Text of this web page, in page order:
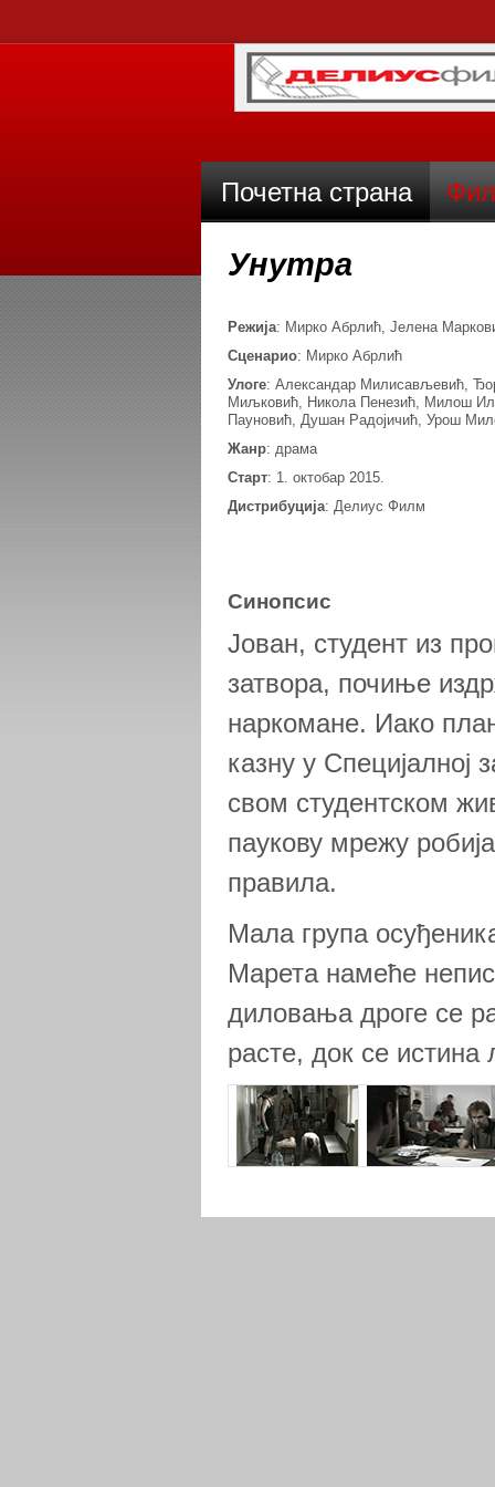
Почетна страна
Унутра
Режија: Мирко Абрлић, Јелена
Сценарио: Мирко Абрлић
Улоге: Александар Милисављевић,
Миљковић, Никола Пенезић, Милош
Пауновић, Душан Радојичић, Урош
Жанр: драма
Старт: 1. октобар 2015.
Дистрибуција: Делиус Филм
Синопсис
Јован, студент из
затвора, почиње
наркомане. Иако
казну у Специјалној
свом студентском
паукову мрежу
правила.
Mала група
Марета намеће
диловања дроге се
расте, док се